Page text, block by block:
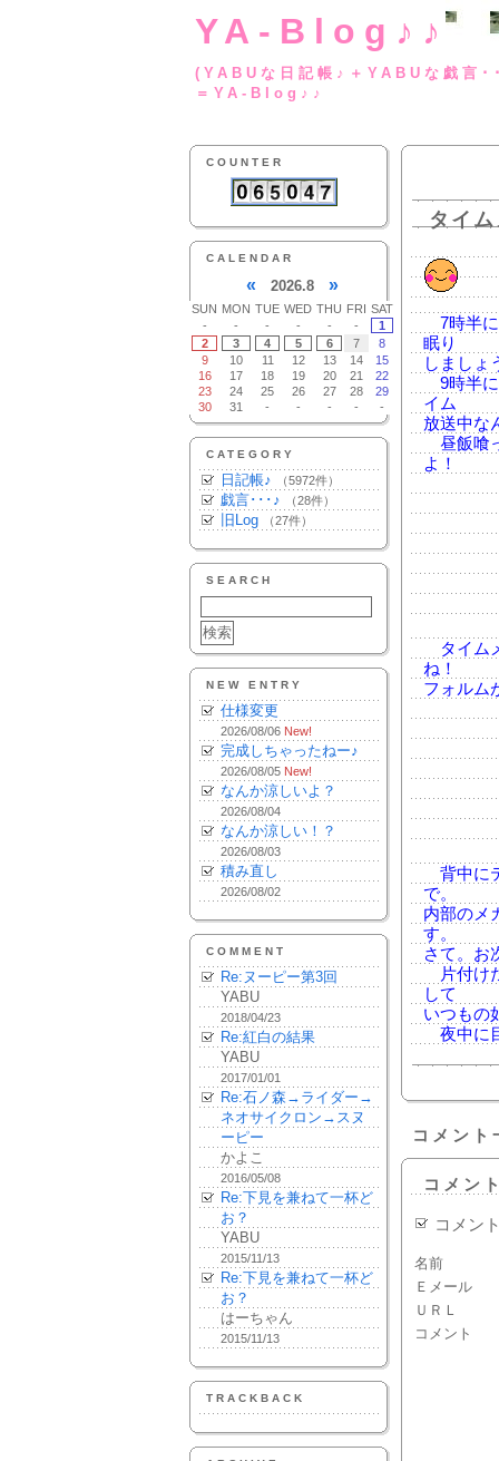
YA-Blog♪♪
(YABUな日記帳♪
＝YA-Blog♪♪
COUNTER
CALENDAR
« 2026.8 »
SUN MON TUE WED THU FRI SAT
-
- - - - -
1
2
3 4 5 6 7
8
9
10 11 12 13 14
15
16
17 18 19 20 21
22
23
24 25 26 27 28
29
30
31 - - - - -
CATEGORY
日記帳♪ （5972件）
戯言･･･♪ （28件）
旧Log （27件）
SEARCH
NEW ENTRY
仕様変更
2026/08/06 New!
完成しちゃったねー♪
2026/08/05 New!
なんか涼しいよ？
2026/08/04
なんか涼しい！？
2026/08/03
積み直し
2026/08/02
COMMENT
Re:ヌーピー第3回
YABU
2018/04/23
Re:紅白の結果
YABU
2017/01/01
Re:石ノ森→ライダー→
ネオサイクロン→スヌ
ーピー
かよこ
2016/05/08
Re:下見を兼ねて一杯ど
お？
YABU
2015/11/13
Re:下見を兼ねて一杯ど
お？
はーちゃん
2015/11/13
TRACKBACK
タイ
7時半に
眠り
しましょ
9時半に
イム
放送中な
昼飯喰
よ！
タイム
ね！
フォルム
背中に
で。
内部のメ
す。
さて。お
片付け
して
いつもの
夜中に
コメント
コメン
コメン
名前
Ｅメール
ＵＲＬ
コメント